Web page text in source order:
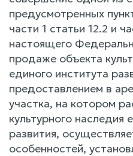
предусмотренных
части 1 статьи 12.2 и
настоящего
продаже объекта
единого института
предоставлением в
участка, на котором
культурного наследия
развития,
особенностей,